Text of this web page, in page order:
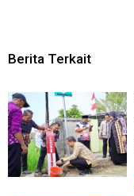
Berita Terkait